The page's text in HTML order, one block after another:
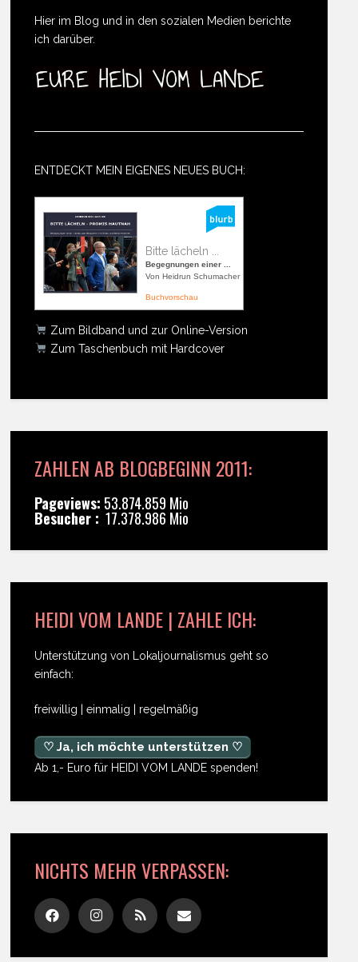
Hier im Blog und in den sozialen Medien berichte
ich darüber.
ENTDECKT MEIN EIGENES NEUES BUCH:
Bitte lächeln ...
Begegnungen einer ...
Von Heidrun Schumacher
Buchvorschau
Zum Bildband und zur Online-Version
Zum Taschenbuch mit Hardcover
ZAHLEN AB BLOGBEGINN 2011:
Pageviews: 53.874.859 Mio
Besucher : 17.378.986 Mio
HEIDI VOM LANDE | ZAHLE ICH:
Unterstützung von Lokaljournalismus geht so
einfach:
freiwillig | einmalig | regelmäßig
♡ Ja, ich möchte unterstützen ♡
Ab 1,- Euro für HEIDI VOM LANDE spenden!
NICHTS MEHR VERPASSEN: